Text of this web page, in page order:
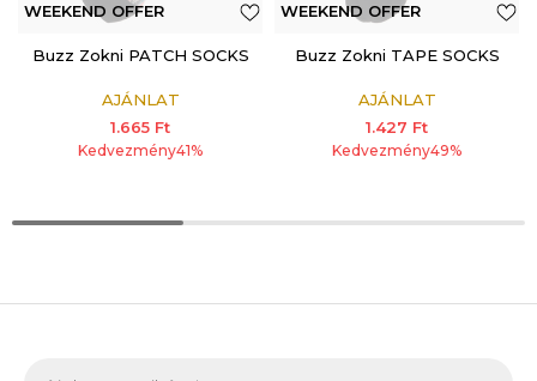
WEEKEND OFFER
ADDITIONAL 15%
Buzz Zokni PATCH SOCKS
AJÁNLAT
1.665 Ft
Kedvezmény41%
WEEKEND OFFER
ADDITIONAL 15%
Buzz Zokni TAPE SOCKS
AJÁNLAT
1.427 Ft
Kedvezmény49%